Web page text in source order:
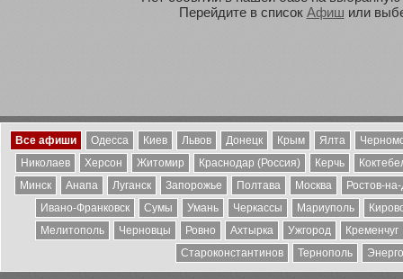
Перейдите в список Афиш или
Все афиши Одесса Киев Львов Донецк Крым Ялта
Николаев
Херсон Житомир Краснодар (Россия) Керчь
Минск
Анапа Луганск Запорожье Полтава Москва
Ростов-
Ивано-Франковск
Сумы Умань Черкассы Мариуполь
Мелитополь
Черновцы Ровно Ахтырка Ужгород
Кременчуг
Староконстантинов
Тернополь